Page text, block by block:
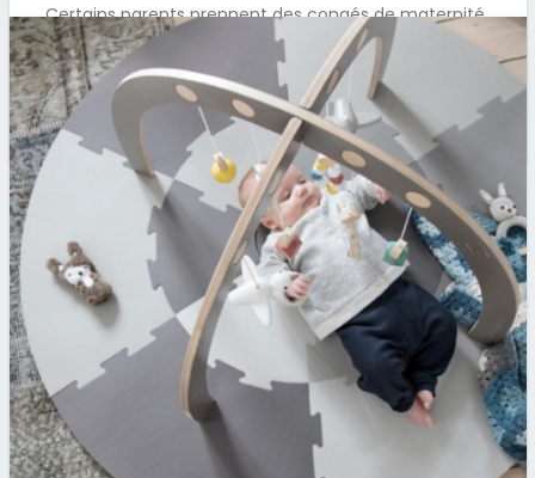
Certains parents prennent des congés de maternité
ou paternité en s’absentant de leur entreprise pour
pouvoir s’occuper de leur…
Par